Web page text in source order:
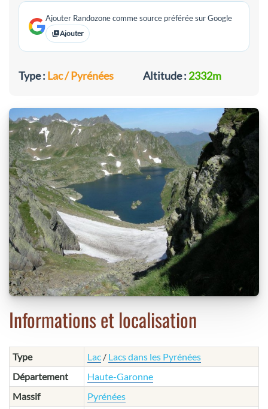
Ajouter Randozone comme source préférée sur Google
Ajouter
Type : Lac / Pyrénées Altitude : 2332m
Informations et localisation
Type Lac / Lacs dans les Pyrénées
Département
Haute-Garonne
Massif
Pyrénées